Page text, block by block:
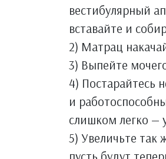
вестибулярный
вставайте и
2) Матрац
3) Выпейте
4) Постарайтесь
и
слишком легко —
5) Увеличьте так